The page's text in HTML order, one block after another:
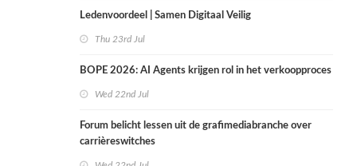
Ledenvoordeel | Samen Digitaal Veilig
Thu 23rd Jul
BOPE 2026: AI Agents krijgen rol in het verkoopproces
Wed 22nd Jul
Forum belicht lessen uit de grafimediabranche over
carrièreswitches